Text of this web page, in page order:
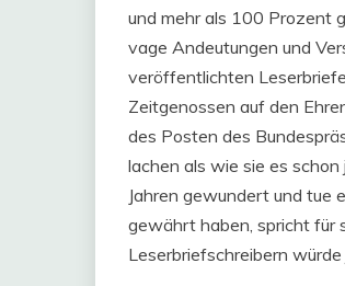
und mehr als 100 Prozent
vage Andeutungen und
veröffentlichten
Zeitgenossen auf den
des Posten des
lachen als wie sie es
Jahren gewundert und tue
gewährt haben, spricht für
Leserbriefschreibern